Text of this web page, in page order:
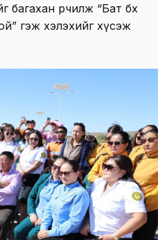
өөрчилж “Бат бөх
гэж хэлэхийг хүсэж